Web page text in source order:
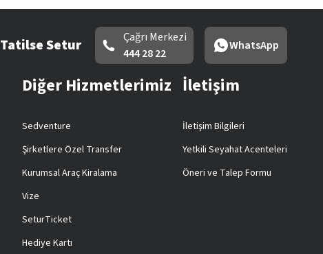
Tatilse Setur
Çağrı Merkezi
444 28 22
WhatsApp
Diğer Hizmetlerimiz
Sedventure
Şirketlere Özel Transfer
Kurumsal Araç Kiralama
Vize
SeturTicket
Hediye Kartı
İletişim
İletişim Bilgileri
Yetkili Seyahat Acenteleri
Öneri ve Talep Formu